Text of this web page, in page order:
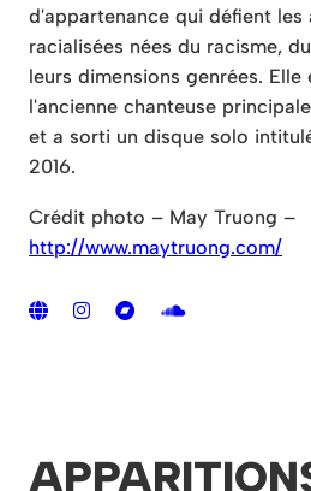
d'appartenance qui défient les
racialisées nées du racisme,
leurs dimensions genrées. Elle
l'ancienne chanteuse
et a sorti un disque solo
2016.
Crédit photo – May Truong –
http://www.maytruong.com/